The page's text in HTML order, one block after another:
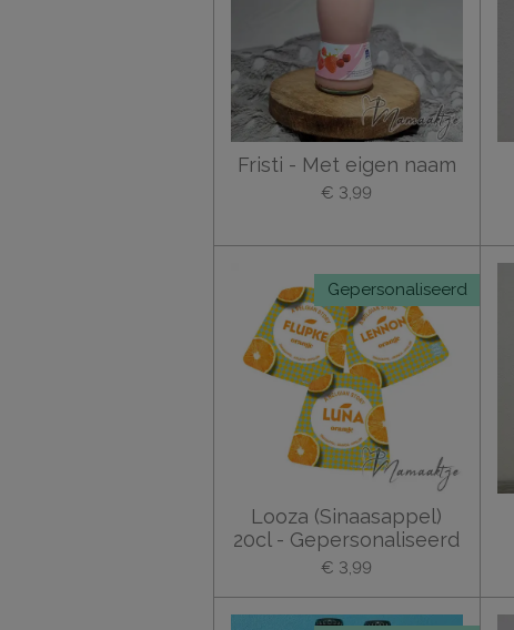
Fristi - Met eigen naam
€ 3,99
Gepersonaliseerd
Looza (Sinaasappel)
20cl - Gepersonaliseerd
€ 3,99